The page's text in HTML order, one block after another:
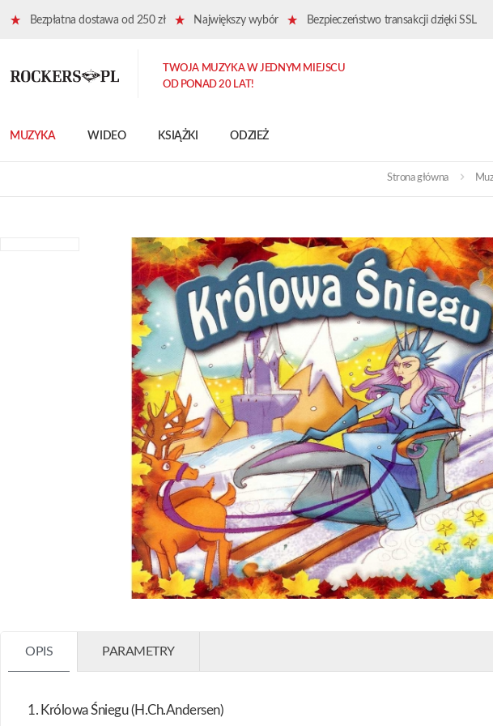
Bezpłatna dostawa od 250 zł Największy wybór Bezpieczeństwo transakcji dzięki SSL
MUZYKA WIDEO KSIĄŻKI ODZIEŻ
TWOJA MUZYKA W JEDNYM MIEJSCU
OD PONAD 20 LAT!
Strona główna
OPIS PARAMETRY
1. Królowa Śniegu (H.Ch.Andersen)